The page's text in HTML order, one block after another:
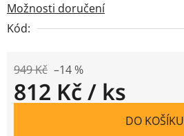
Možnosti doručení
Kód:
949 Kč –14 %
812 Kč/ ks
DO KOŠÍKU